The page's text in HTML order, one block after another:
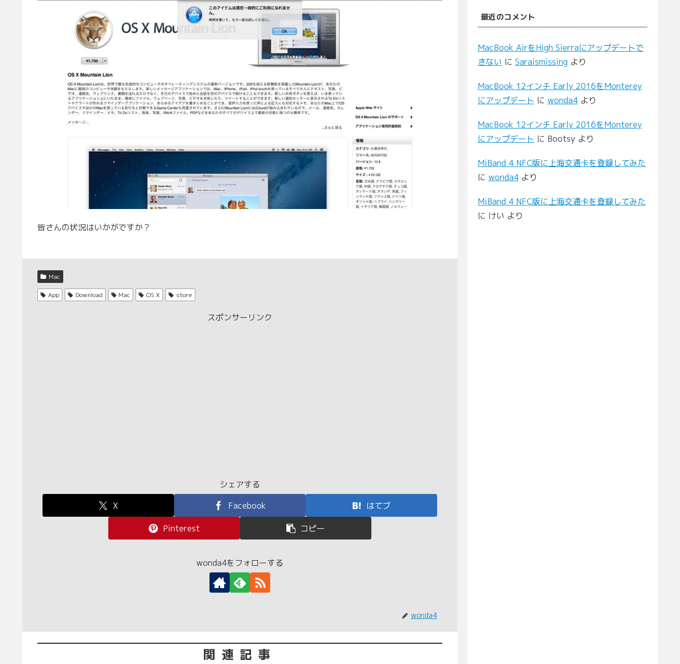
皆さんの状況はいかがですか？
Mac
App Download Mac OS X store
スポンサーリンク
シェアする
X
Facebook はてブ
Pinterest コピー
wonda4をフォローする
wonda4
関連記事
最近のコメント
MacBook AirをHigh Sierraにアップデートで
きない に Saraismissing より
MacBook 12インチ Early 2016をMonterey
にアップデート に wonda4 より
MacBook 12インチ Early 2016をMonterey
にアップデート に Bootsy より
MiBand 4 NFC版に上海交通卡を登録してみた
に wonda4 より
MiBand 4 NFC版に上海交通卡を登録してみた
に けい より